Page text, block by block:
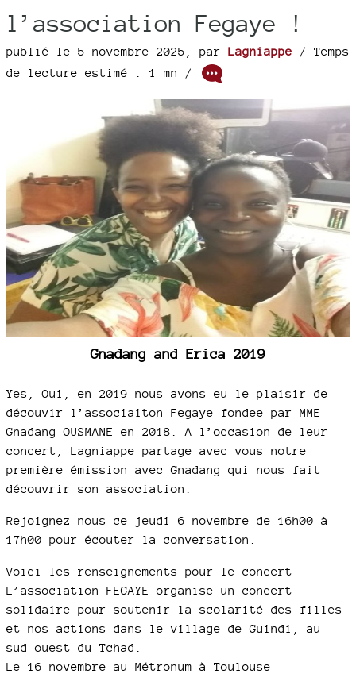
l’association Fegaye !
publié le 5 novembre 2025 par Lagniappe / Temps
de lecture estimé : 1 mn /
Gnadang and Erica 2019
Yes, Oui, en 2019 nous avons eu le plaisir de
découvir l’associaiton Fegaye fondee par MME
Gnadang OUSMANE en 2018. A l’occasion de leur
concert, Lagniappe partage avec vous notre
première émission avec Gnadang qui nous fait
découvrir son association.
Rejoignez-nous ce jeudi 6 novembre de 16h00 à
17h00 pour écouter la conversation.
Voici les renseignements pour le concert
L’association FEGAYE organise un concert
solidaire pour soutenir la scolarité des filles
et nos actions dans le village de Guindi, au
sud-ouest du Tchad.
Le 16 novembre au Métronum à Toulouse